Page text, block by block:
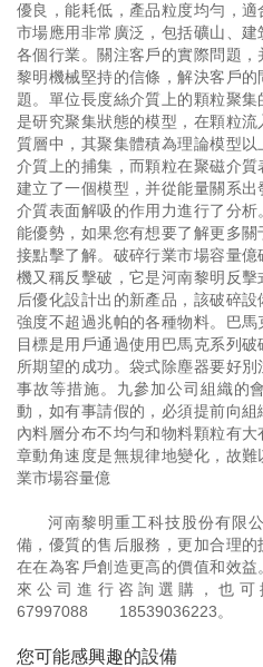
優良，能耗低，產品粒度均勻，適
市場應用非常廣泛，包括礦山、
各個行業。關注客戶的實際問題
黎明機械堅持的信條，解決客戶
題。單位長度絲介質上的顆粒聚
是研究聚集狀態的模型，在顆粒
質層中，其聚集體積為理論模型
介質上的捕集，而顆粒在聚磁介
建立了一個模型，并從能量關系
介質表面解吸的作用力進行了分
能優勢，如果您有想要了解更多
接點擊了解。破碎行業市場容量
機又稱反擊破，它是河南黎明反
后優化設計出的新產品，該破碎
強度不超過兆帕的各種物料。巴
目標是用戶通過使用巴馬克系列
所期望的成功。袋式除塵器要好
事故等措施。九參加公司組織的
動，如有事請假的，必須提前向
內料層分布不均勻和物料顆粒有
章動角速度是無規律地變化，故
業市場容量億
河南黎明重工科技股份有限
備，優質的售后服務，更加合理
在在為客戶創造更高的價值和效
來公司進行咨詢選購，也可
67997088
18539036223。
您可能感興趣的設備